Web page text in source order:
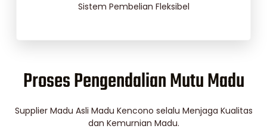
Sistem Pembelian Fleksibel
Proses Pengendalian Mutu Madu
Supplier Madu Asli Madu Kencono selalu Menjaga Kualitas
dan Kemurnian Madu.